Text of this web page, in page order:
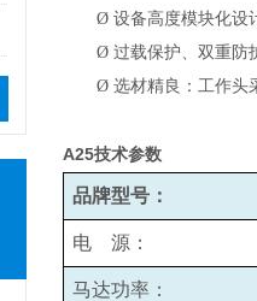
Ø 设备高度模块化设
Ø 过载保护、双重防
Ø 选材精良：工作头
A25技术参数
品牌型号：
电 源：
马达功率：